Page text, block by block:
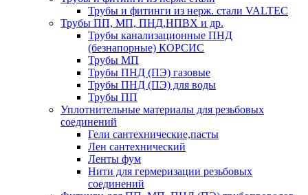
Трубы и фитинги из нерж. стали VALTEC
Трубы ПП, МП, ПНД,НПВХ и др.
Трубы канализационные ПНД
(безнапорные) КОРСИС
Трубы МП
Трубы ПНД (ПЭ) газовые
Трубы ПНД (ПЭ) для воды
Трубы ПП
Уплотнительные материалы для резьбовых
соединений
Гели сантехнические,пасты
Лен сантехнический
Ленты фум
Нити для гермеризации резьбовых
соединений